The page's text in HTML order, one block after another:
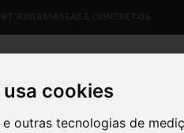
cookies
outras tecnologias de